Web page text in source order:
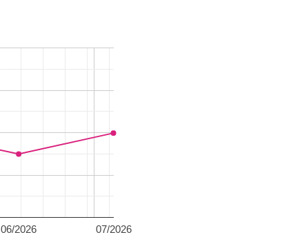
06/2026 07/2026